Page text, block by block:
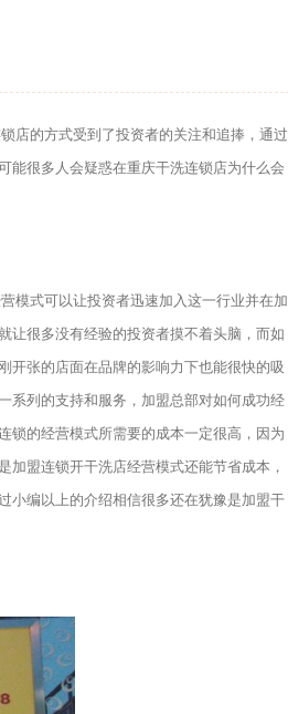
店的方式受到了投资者的关注和追捧，通过
能很多人会疑惑在重庆干洗连锁店为什么会
模式可以让投资者迅速加入这一行业并在加
让很多没有经验的投资者摸不着头脑，而如
开张的店面在品牌的影响力下也能很快的吸
系列的支持和服务，加盟总部对如何成功经
锁的经营模式所需要的成本一定很高，因为
盟连锁开干洗店经营模式还能节省成本，
小编以上的介绍相信很多还在犹豫是加盟干